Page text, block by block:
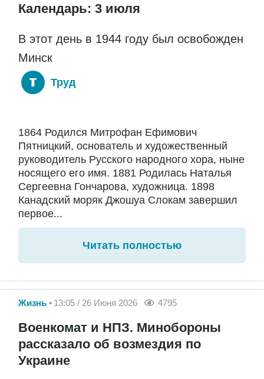
Календарь: 3 июля
В этот день в 1944 году был освобожден
Минск
Труд
1864 Родился Митрофан Ефимович
Пятницкий, основатель и художественный
руководитель Русского народного хора, ныне
носящего его имя. 1881 Родилась Наталья
Сергеевна Гончарова, художница. 1898
Канадский моряк Джошуа Слокам завершил
первое...
Читать полностью
Жизнь 13:05 / 26 Июня 2026 4795
Военкомат и НПЗ. Минобороны
рассказало об возмездия по
Украине